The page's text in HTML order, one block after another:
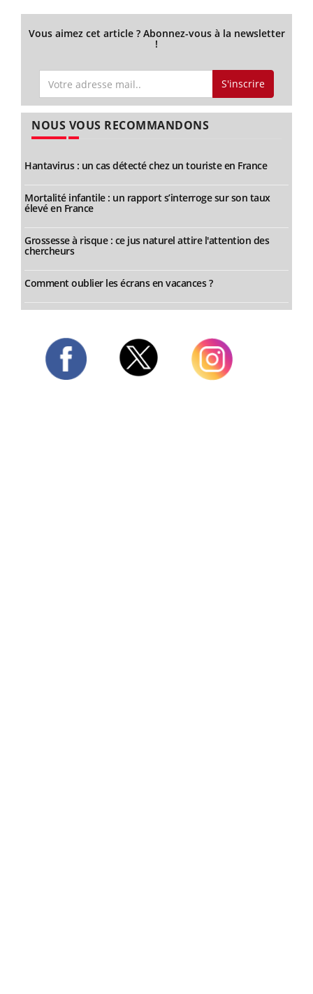
Vous aimez cet article ? Abonnez-vous à la newsletter
!
S'inscrire
NOUS VOUS RECOMMANDONS
Hantavirus : un cas détecté chez un touriste en France
Mortalité infantile : un rapport s’interroge sur son taux
élevé en France
Grossesse à risque : ce jus naturel attire l'attention des
chercheurs
Comment oublier les écrans en vacances ?